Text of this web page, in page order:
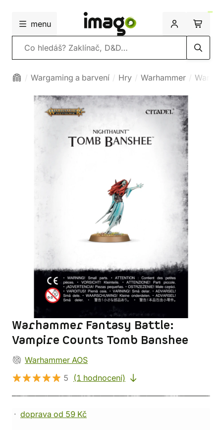
menu
Vyhledávání
Wargaming a barvení Hry Warhammer
Warhammer Fantasy Battle:
Vampire Counts Tomb Banshee
Warhammer AOS
5
(1 hodnocení)
doprava od 59 Kč